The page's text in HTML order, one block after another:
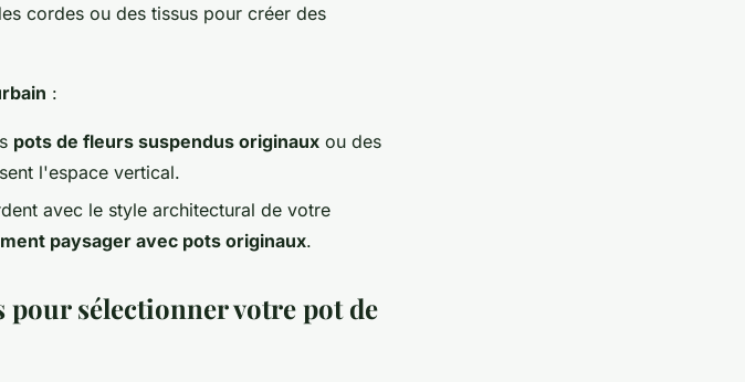
cordes ou des tissus pour créer des
:
pots de fleurs suspendus originaux ou des
l'espace vertical.
avec le style architectural de votre
paysager avec pots originaux.
pour sélectionner votre pot de